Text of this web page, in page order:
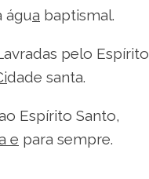
água baptismal.
pelo Espírito
dade santa.
Espírito Santo,
e para sempre.